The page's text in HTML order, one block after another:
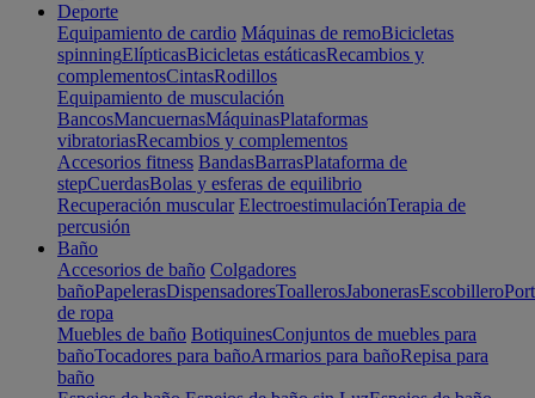
Deporte
Equipamiento de cardio Máquinas de remoBicicletas
spinningElípticasBicicletas estáticasRecambios y
complementosCintasRodillos
Equipamiento de musculación
BancosMancuernasMáquinasPlataformas
vibratoriasRecambios y complementos
Accesorios fitness BandasBarrasPlataforma de
stepCuerdasBolas y esferas de equilibrio
Recuperación muscular ElectroestimulaciónTerapia de
percusión
Baño
Accesorios de baño Colgadores
bañoPapelerasDispensadoresToallerosJabonerasEscobillero
de ropa
Muebles de baño BotiquinesConjuntos de muebles para
bañoTocadores para bañoArmarios para bañoRepisa para
baño